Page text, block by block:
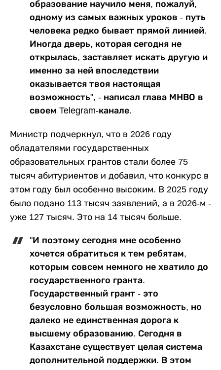
образование научило меня, пожалуй,
одному из самых важных уроков - путь
человека редко бывает прямой линией.
Иногда дверь, которая сегодня не
открылась, заставляет искать другую и
именно за ней впоследствии
оказывается твоя настоящая
возможность", - написал глава МНВО в
своем Telegram-канале.
Министр подчеркнул, что в 2026 году
обладателями государственных
образовательных грантов стали более 75
тысяч абитуриентов и добавил, что конкурс в
этом году был особенно высоким. В 2025 году
было подано 113 тысяч заявлений, а в 2026-м -
уже 127 тысяч. Это на 14 тысяч больше.
"И поэтому сегодня мне особенно
хочется обратиться к тем ребятам,
которым совсем немного не хватило до
государственного гранта.
Государственный грант - это
безусловно большая возможность, но
далеко не единственная дорога к
высшему образованию. Сегодня в
Казахстане существует целая система
дополнительной поддержки. В этом